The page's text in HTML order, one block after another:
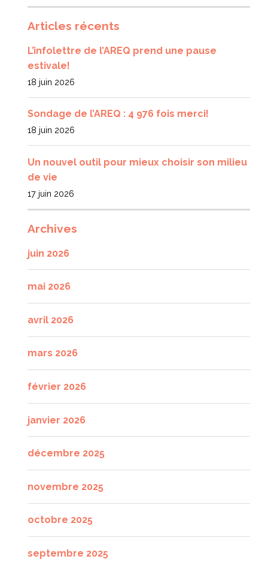
Articles récents
L’infolettre de l’AREQ prend une pause
estivale!
18 juin 2026
Sondage de l’AREQ : 4 976 fois merci!
18 juin 2026
Un nouvel outil pour mieux choisir son milieu
de vie
17 juin 2026
Archives
juin 2026
mai 2026
avril 2026
mars 2026
février 2026
janvier 2026
décembre 2025
novembre 2025
octobre 2025
septembre 2025